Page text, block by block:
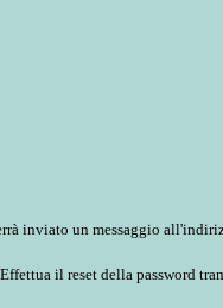
inviato un messaggio
il reset della password